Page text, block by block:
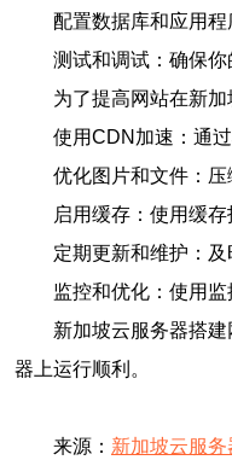
配置数据库和应用程
测试和调试：确保你
为了提高网站在新
使用CDN加速：通
优化图片和文件：压
启用缓存：使用缓
定期更新和维护：
监控和优化：使用
新加坡云服务器搭
器上运行顺利。
来源： 新加坡云服